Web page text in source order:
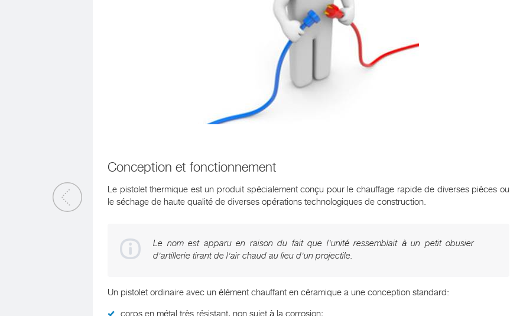
Conception et fonctionnement
Le pistolet thermique est un produit spécialement conçu pour le chauffage rapide de diverses pièces ou
le séchage de haute qualité de diverses opérations technologiques de construction.
Le nom est apparu en raison du fait que l'unité ressemblait à un petit obusier
d'artillerie tirant de l'air chaud au lieu d'un projectile.
Un pistolet ordinaire avec un élément chauffant en céramique a une conception standard:
corps en métal très résistant, non sujet à la corrosion;